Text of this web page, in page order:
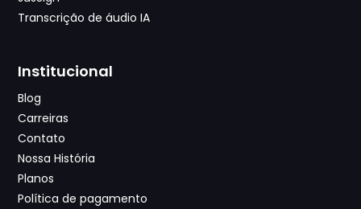
Transcrição de áudio IA
Institucional
Blog
Carreiras
Contato
Nossa História
Planos
Política de pagamento